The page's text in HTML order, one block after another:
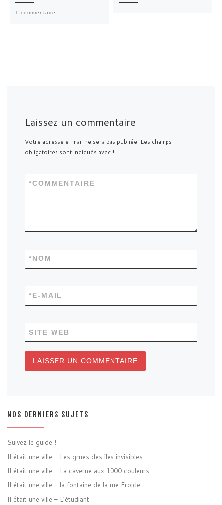
1 commentaire
Laissez un commentaire
Votre adresse e-mail ne sera pas publiée. Les champs
obligatoires sont indiqués avec *
COMMENTAIRE
*
NOM
*
E-MAIL
*
SITE WEB
NOS DERNIERS SUJETS
Suivez le guide !
Il était une ville – Les grues des îles invisibles
Il était une ville – La caverne aux 1000 couleurs
Il était une ville – la fontaine de la rue Froide
Il était une ville – L’étudiant